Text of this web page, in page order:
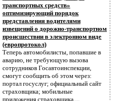
транспортных средств»
оптимизирующий порядок
представления водителями
извещений о дорожно-транспортном
происшествии в электронном виде
(европротокол)
Теперь автомобилисты, попавшие в
аварию, не требующую вызова
сотрудников Госавтоинспекции,
смогут сообщить об этом через:
портал госуслуг; официальный сайт
страховщика; мобильные
приложения страховщика,...